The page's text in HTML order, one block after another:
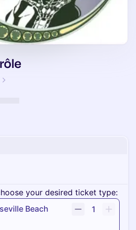
your desired ticket type:
Beach
1